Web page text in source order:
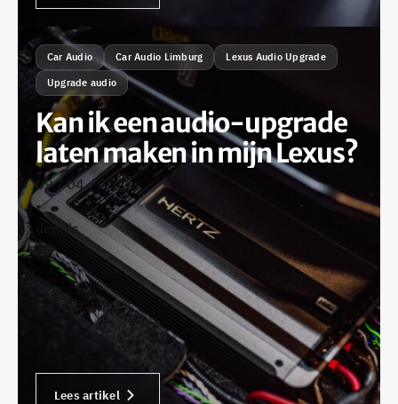
Car Audio Car Audio Limburg Lexus Audio Upgrade
Upgrade audio
Kan ik een audio-upgrade
laten maken in mijn Lexus?
09 / 04 / 2025
•
dennis
Lees artikel